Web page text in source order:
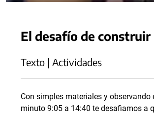
El desafío de
Texto | Actividades
Con simples materiales y observando
minuto 9:05 a 14:40 te desafiamos a